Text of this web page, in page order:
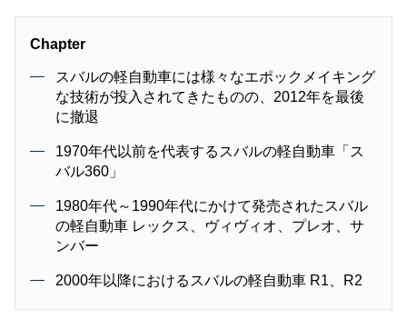
Chapter
スバルの軽自動車には様々なエポックメイキング
な技術が投入されてきたものの、2012年を最後
に撤退
1970年代以前を代表するスバルの軽自動車「ス
バル360」
1980年代～1990年代にかけて発売されたスバル
の軽自動車 レックス、ヴィヴィオ、プレオ、サ
ンバー
2000年以降におけるスバルの軽自動車 R1、R2